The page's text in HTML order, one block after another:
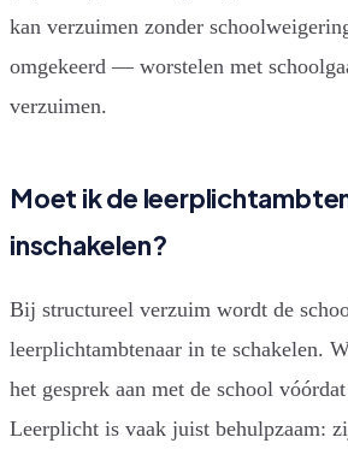
kan verzuimen zonder
omgekeerd — worstelen met
verzuimen.
Moet ik de
inschakelen?
Bij structureel verzuim wordt de
leerplichtambtenaar in te schakelen.
het gesprek aan met de school
Leerplicht is vaak juist behulpzaam: